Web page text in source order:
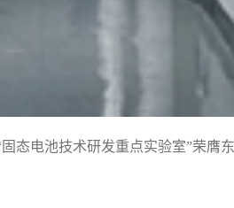
态电池技术研发重点实验室”荣膺